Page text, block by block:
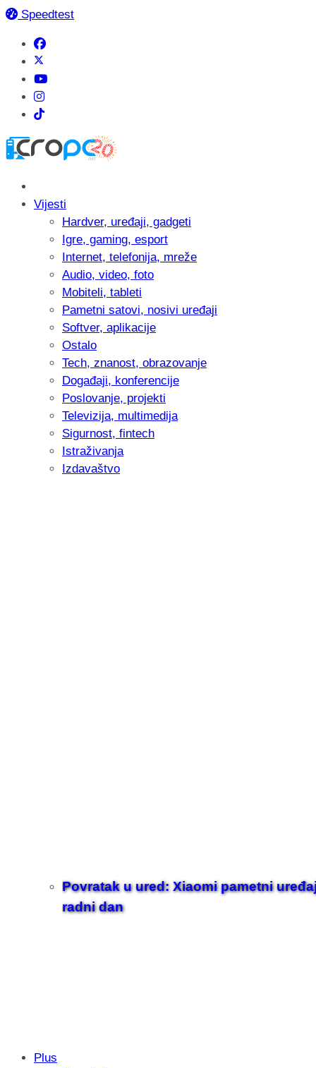
Speedtest
Vijesti
Hardver, uređaji, gadgeti
Igre, gaming, esport
Internet, telefonija, mreže
Audio, video, foto
Mobiteli, tableti
Pametni satovi, nosivi uređaji
Softver, aplikacije
Ostalo
Tech, znanost, obrazovanje
Događaji, konferencije
Poslovanje, projekti
Televizija, multimedija
Sigurnost, fintech
Istraživanja
Izdavaštvo
Povratak u ured: Xiaomi pametni
radni dan
Plus